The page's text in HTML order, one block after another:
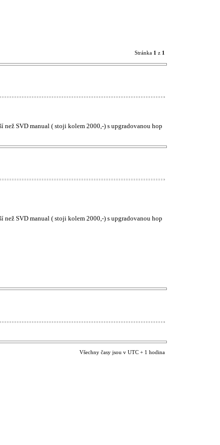
Stránka 1 z 1
SVD manual ( stoji kolem 2000,-) s upgradovanou hop
SVD manual ( stoji kolem 2000,-) s upgradovanou hop
Všechny časy jsou v UTC + 1 hodina